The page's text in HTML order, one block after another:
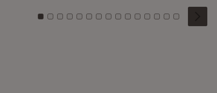
Zu Kachel: 0
Zu Kachel: 1
Zu Kachel: 2
Zu Kachel: 3
Zu Kachel: 4
Zu Kachel: 5
Zu Kachel: 6
Zu Kachel: 7
Zu Kachel: 8
Zu Kachel: 9
Zu Kachel: 10
Zu Kachel: 11
Zu Kachel: 12
Zu Kachel:
Zu